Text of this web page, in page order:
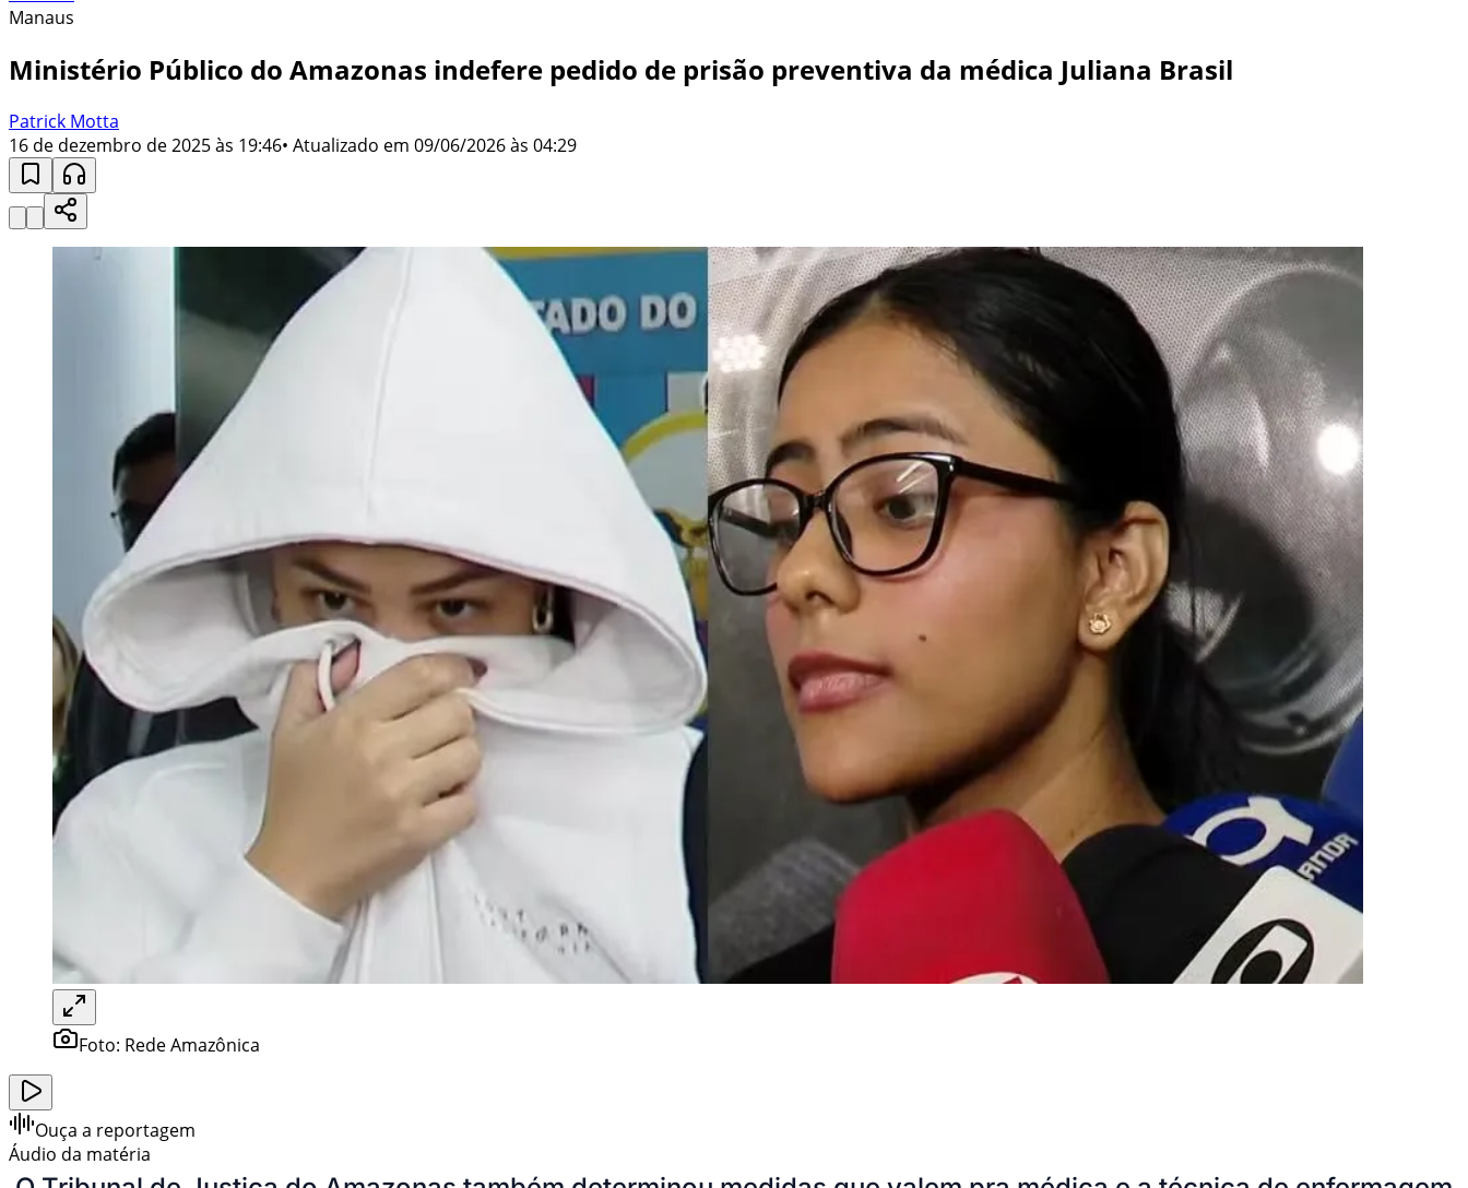
Manaus
Ministério Público do Amazonas indefere pedido de prisão preventiva da médica Juliana Brasil
Patrick Motta
16 de dezembro de 2025 às 19:46• Atualizado em 09/06/2026 às 04:29
Foto: Rede Amazônica
Ouça a reportagem
Áudio da matéria